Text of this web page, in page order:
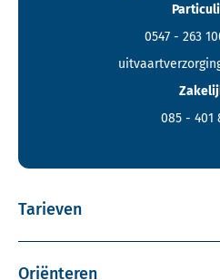
0547 - 263
085 - 401
Tarieven
Oriënteren